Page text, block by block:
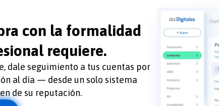
PYMES
con la formalidad
requiere.
dale seguimiento a tus cuentas por
al día — desde un solo sistema
de su reputación.